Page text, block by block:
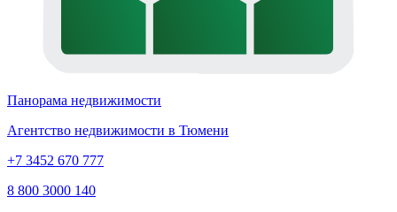
Панорама недвижимости
Агентство недвижимости в Тюмени
+7 3452 670 777
8 800 3000 140